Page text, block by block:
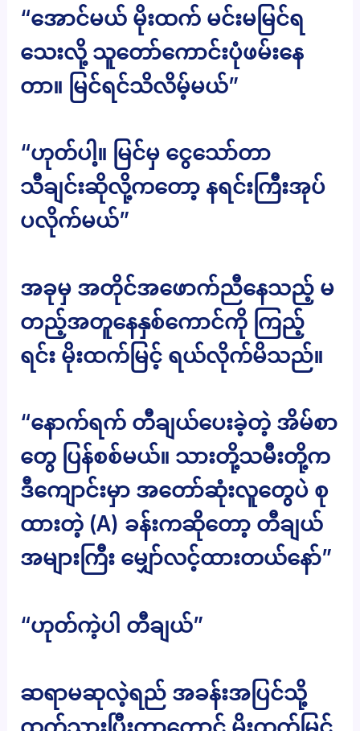
“အောင်မယ် မိုးထက် မင်းမမြင်ရ
သေးလို့ သူတော်ကောင်းပုံဖမ်းနေ
တာ။ မြင်ရင်သိလိမ့်မယ်”
“ဟုတ်ပါ့။ မြင်မှ ငွေသော်တာ
သီချင်းဆိုလို့ကတော့ နရင်းကြီးအုပ်
ပလိုက်မယ်”
အခုမှ အတိုင်အဖောက်ညီနေသည့် မ
တည့်အတူနေနှစ်ကောင်ကို ကြည့်
ရင်း မိုးထက်မြင့် ရယ်လိုက်မိသည်။
“နောက်ရက် တီချယ်ပေးခဲ့တဲ့ အိမ်စာ
တွေ ပြန်စစ်မယ်။ သားတို့သမီးတို့က
ဒီကျောင်းမှာ အတော်ဆုံးလူတွေပဲ စု
ထားတဲ့ (A) ခန်းကဆိုတော့ တီချယ်
အများကြီး မျှော်လင့်ထားတယ်နော်”
“ဟုတ်ကဲ့ပါ တီချယ်”
ဆရာမဆုလဲ့ရည် အခန်းအပြင်သို့